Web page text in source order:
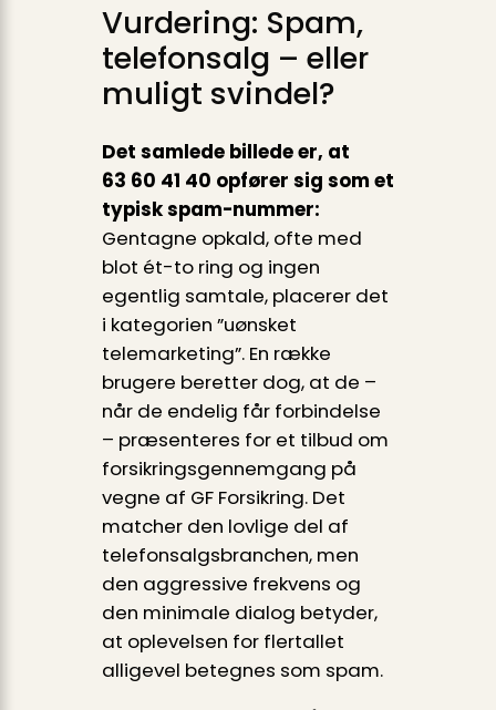
Vurdering: Spam,
telefonsalg – eller
muligt svindel?
Det samlede billede er, at
63 60 41 40 opfører sig som et
typisk spam-nummer:
Gentagne opkald, ofte med
blot ét-to ring og ingen
egentlig samtale, placerer det
i kategorien ”uønsket
telemarketing”. En række
brugere beretter dog, at de –
når de endelig får forbindelse
– præsenteres for et tilbud om
forsikringsgennemgang på
vegne af GF Forsikring. Det
matcher den lovlige del af
telefonsalgs­branchen, men
den aggressive frekvens og
den minimale dialog betyder,
at oplevelsen for flertallet
alligevel betegnes som spam.